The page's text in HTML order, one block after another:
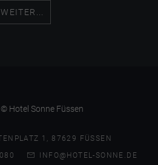
WEITER...
Hotel Sonne Füssen
1, 87629 FÜSSEN
INFO@HOTEL-SONNE.DE